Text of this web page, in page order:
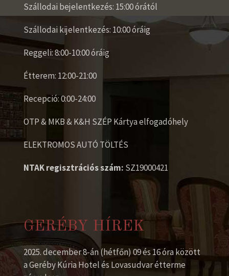
Szállodai bejelentkezés: 15:00 órától
Szállodai kijelentkezés: 10:00 óráig
Reggeli: 8:00-10:00 óráig
Étterem: 12:00-21:00
Recepció: 0:00-24:00
OTP & MKB & K&H SZÉP Kártya elfogadóhely
ELEKTROMOS AUTÓ TÖLTÉS
NTAK regisztrációs szám: SZ19000421
GERÉBY HÍREK
2025. december 8-án (hétfőn) 09 és 16 óra között
a Geréby Kúria Hotel és Lovasudvar étterme